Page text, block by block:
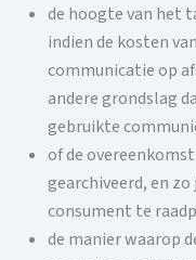
de hoogte van het
indien de kosten
communicatie op
andere grondslag
gebruikte
of de
gearchiveerd, en
consument te
de manier waarop